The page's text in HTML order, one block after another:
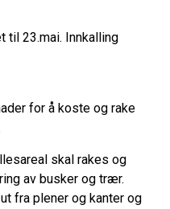
til 23.mai. Innkalling
for å koste og rake
skal rakes og
av busker og trær.
fra plener og kanter og